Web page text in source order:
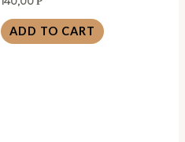
ADD TO CART